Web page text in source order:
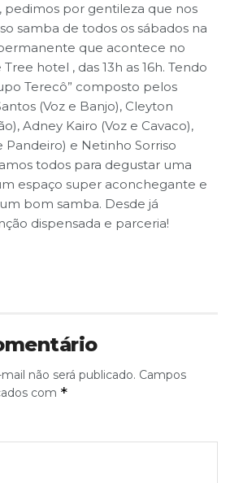
pedimos por gentileza que nos
samba de todos os sábados na
que acontece no
hotel , das 13h as 16h. Tendo
Terecô” composto pelos
(Voz e Banjo), Cleyton
Adney Kairo (Voz e Cavaco),
Pandeiro) e Netinho Sorriso
todos para degustar uma
espaço super aconchegante e
bom samba. Desde já
dispensada e parceria!
não será publicado. Campos
com *